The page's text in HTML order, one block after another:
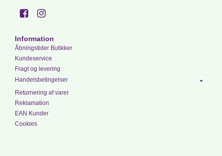
Information
Åbningstider Butikker
Kundeservice
Fragt og levering
Handelsbetingelser
Returnering af varer
Reklamation
EAN Kunder
Cookies